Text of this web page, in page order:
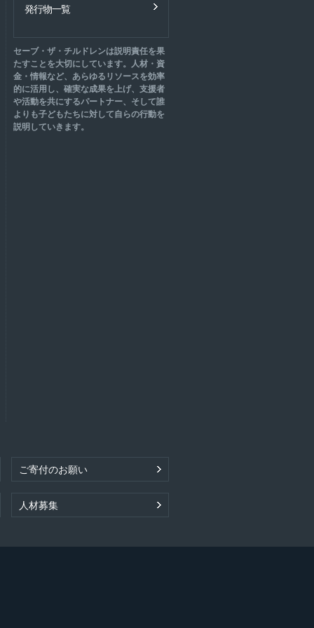
発行物一覧
セーブ・ザ・チルドレンは説明責任を果
たすことを大切にしています。人材・資
金・情報など、あらゆるリソースを効率
的に活用し、確実な成果を上げ、支援者
や活動を共にするパートナー、そして誰
よりも子どもたちに対して自らの行動を
説明していきます。
ご寄付のお願い
人材募集